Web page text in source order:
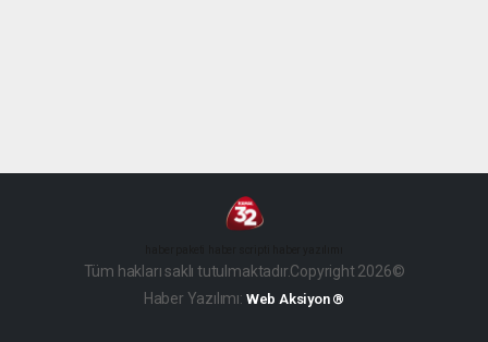
Tüm hakları saklı tutulmaktadır.Copyright 2026©
Haber Yazılımı: Web Aksiyon ®